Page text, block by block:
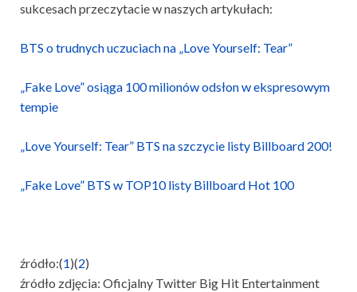
sukcesach przeczytacie w naszych artykułach:
BTS o trudnych uczuciach na „Love Yourself: Tear”
„Fake Love” osiąga 100 milionów odsłon w ekspresowym
tempie
„Love Yourself: Tear” BTS na szczycie listy Billboard 200!
„Fake Love” BTS w TOP10 listy Billboard Hot 100
źródło:(1)(2)
źródło zdjęcia: Oficjalny Twitter Big Hit Entertainment